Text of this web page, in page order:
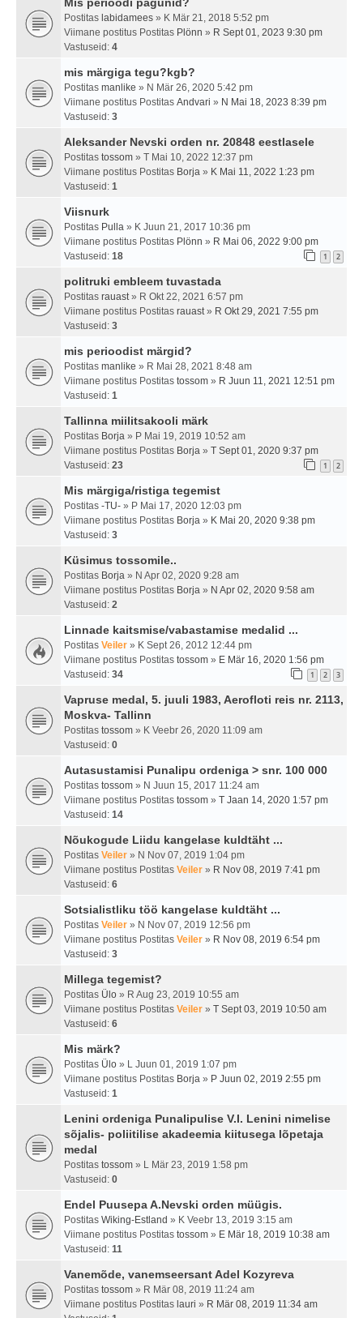
Postitas labidamees » K Mär 21, 2018 5:52 pm
Viimane postitus Postitas Plönn » R Sept 01, 2023 9:30 pm
Vastuseid: 4
mis märgiga tegu?kgb?
Postitas manlike » N Mär 26, 2020 5:42 pm
Viimane postitus Postitas Andvari » N Mai 18, 2023 8:39 pm
Vastuseid: 3
Aleksander Nevski orden nr. 20848 eestlasele
Postitas tossom » T Mai 10, 2022 12:37 pm
Viimane postitus Postitas Borja » K Mai 11, 2022 1:23 pm
Vastuseid: 1
Viisnurk
Postitas Pulla » K Juun 21, 2017 10:36 pm
Viimane postitus Postitas Plönn » R Mai 06, 2022 9:00 pm
Vastuseid: 18 1 2
politruki embleem tuvastada
Postitas rauast» R Okt 22, 2021 6:57 pm
Viimane postitus Postitas rauast» R Okt 29, 2021 7:55 pm
Vastuseid: 3
mis perioodist märgid?
Postitas manlike » R Mai 28, 2021 8:48 am
Viimane postitus Postitas tossom » R Juun 11, 2021 12:51 pm
Vastuseid: 1
Tallinna miilitsakooli märk
Postitas Borja » P Mai 19, 2019 10:52 am
Viimane postitus Postitas Borja » T Sept 01, 2020 9:37 pm
Vastuseid: 23 1 2
Mis märgiga/ristiga tegemist
Postitas -TU- » P Mai 17, 2020 12:03 pm
Viimane postitus Postitas Borja » K Mai 20, 2020 9:38 pm
Vastuseid: 3
Küsimus tossomile..
Postitas Borja » N Apr 02, 2020 9:28 am
Viimane postitus Postitas Borja » N Apr 02, 2020 9:58 am
Vastuseid: 2
Linnade kaitsmise/vabastamise medalid ...
Postitas Veiler » K Sept 26, 2012 12:44 pm
Viimane postitus Postitas tossom » E Mär 16, 2020 1:56 pm
Vastuseid: 34 1 2 3
Vapruse medal, 5. juuli 1983, Aerofloti reis nr. 2113,
Moskva- Tallinn
Postitas tossom » K Veebr 26, 2020 11:09 am
Vastuseid: 0
Autasustamisi Punalipu ordeniga > snr. 100 000
Postitas tossom » N Juun 15, 2017 11:24 am
Viimane postitus Postitas tossom » T Jaan 14, 2020 1:57 pm
Vastuseid: 14
Nõukogude Liidu kangelase kuldtäht ...
Postitas Veiler » N Nov 07, 2019 1:04 pm
Viimane postitus Postitas Veiler » R Nov 08, 2019 7:41 pm
Vastuseid: 6
Sotsialistliku töö kangelase kuldtäht ...
Postitas Veiler » N Nov 07, 2019 12:56 pm
Viimane postitus Postitas Veiler » R Nov 08, 2019 6:54 pm
Vastuseid: 3
Millega tegemist?
Postitas Ülo » R Aug 23, 2019 10:55 am
Viimane postitus Postitas Veiler » T Sept 03, 2019 10:50 am
Vastuseid: 6
Mis märk?
Postitas Ülo » L Juun 01, 2019 1:07 pm
Viimane postitus Postitas Borja » P Juun 02, 2019 2:55 pm
Vastuseid: 1
Lenini ordeniga Punalipulise V.I. Lenini nimelise
sõjalis- poliitilise akadeemia kiitusega lõpetaja
medal
Postitas tossom » L Mär 23, 2019 1:58 pm
Vastuseid: 0
Endel Puusepa A.Nevski orden müügis.
Postitas Wiking-Estland » K Veebr 13, 2019 3:15 am
Viimane postitus Postitas tossom » E Mär 18, 2019 10:38 am
Vastuseid: 11
Vanemõde, vanemseersant Adel Kozyreva
Postitas tossom » R Mär 08, 2019 11:24 am
Viimane postitus Postitas lauri » R Mär 08, 2019 11:34 am